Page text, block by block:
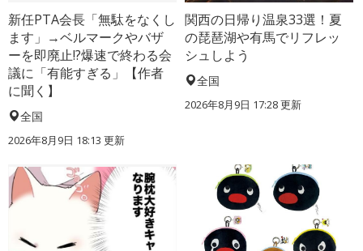
新任PTA会長「無駄をなくし
ます」→ベルマークやバザ
ーを即廃止!?爆速で終わる会
議に「有能すぎる」【作者
に聞く】
全国
2026年8月9日 18:13 更新
関西の日帰り温泉33選！夏
の琵琶湖や有馬でリフレッ
シュしよう
全国
2026年8月9日 17:28更新